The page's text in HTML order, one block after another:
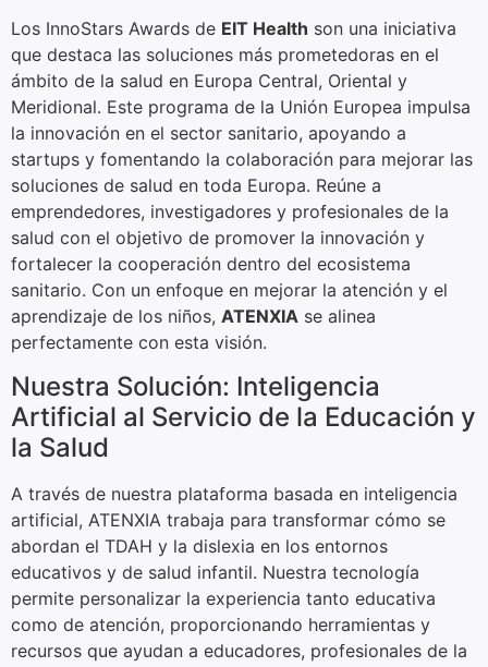
Los InnoStars Awards de EIT Health son una iniciativa
que destaca las soluciones más prometedoras en el
ámbito de la salud en Europa Central, Oriental y
Meridional. Este programa de la Unión Europea impulsa
la innovación en el sector sanitario, apoyando a
startups y fomentando la colaboración para mejorar las
soluciones de salud en toda Europa. Reúne a
emprendedores, investigadores y profesionales de la
salud con el objetivo de promover la innovación y
fortalecer la cooperación dentro del ecosistema
sanitario. Con un enfoque en mejorar la atención y el
aprendizaje de los niños, ATENXIA se alinea
perfectamente con esta visión.
Nuestra Solución: Inteligencia
Artificial al Servicio de la Educación y
la Salud
A través de nuestra plataforma basada en inteligencia
artificial, ATENXIA trabaja para transformar cómo se
abordan el TDAH y la dislexia en los entornos
educativos y de salud infantil. Nuestra tecnología
permite personalizar la experiencia tanto educativa
como de atención, proporcionando herramientas y
recursos que ayudan a educadores, profesionales de la